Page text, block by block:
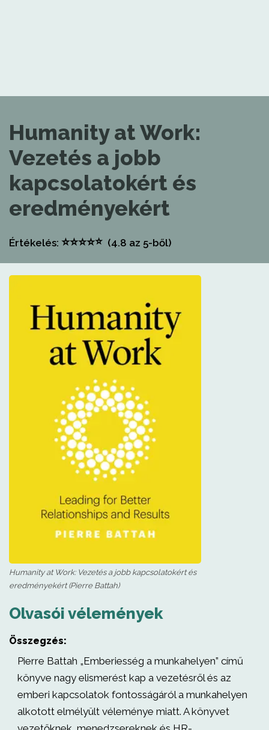
Humanity at Work:
Vezetés a jobb
kapcsolatokért és
eredményekért
Értékelés: ⭐⭐⭐⭐⭐ (4.8 az 5-ből)
Humanity at Work: Vezetés a jobb kapcsolatokért és
eredményekért (Pierre Battah)
Olvasói vélemények
Összegzés:
Pierre Battah „Emberiesség a munkahelyen” című
könyve nagy elismerést kap a vezetésről és az
emberi kapcsolatok fontosságáról a munkahelyen
alkotott elmélyült véleménye miatt. A könyvet